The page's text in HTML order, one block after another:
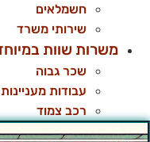
חשמלאים
שירותי משרד
משרות שוות במיוחד
שכר גבוה
עבודות מעניינות
רכב צמוד